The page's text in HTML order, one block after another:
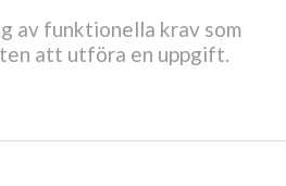
av funktionella krav som
att utföra en uppgift.